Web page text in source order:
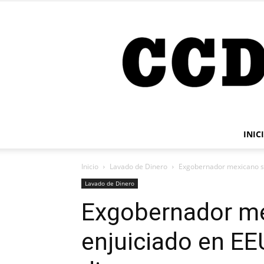
Inicio Lavado de Dinero Exgobernador mexicano
Lavado de Dinero
Exgobernador
enjuiciado en